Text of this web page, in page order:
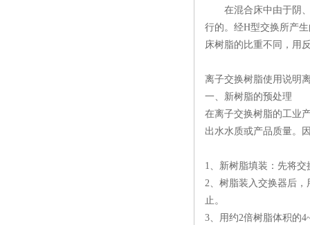
在混合床中由于阴、
行的。经H型交换所产
床树脂的比重不同，用
离子交换树脂使用说明
一、新树脂的预处理
在离子交换树脂的工业
出水水质或产品质量。
1、新树脂填装：先将
2、树脂装入交换器后，
止。
3、用约2倍树脂体积的